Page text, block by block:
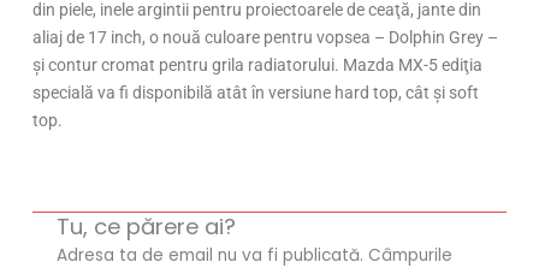
din piele, inele argintii pentru proiectoarele de ceaţă, jante din
aliaj de 17 inch, o nouă culoare pentru vopsea – Dolphin Grey –
şi contur cromat pentru grila radiatorului. Mazda MX-5 ediţia
specială va fi disponibilă atât în versiune hard top, cât şi soft
top.
Tu, ce părere ai?
Adresa ta de email nu va fi publicată. Câmpurile